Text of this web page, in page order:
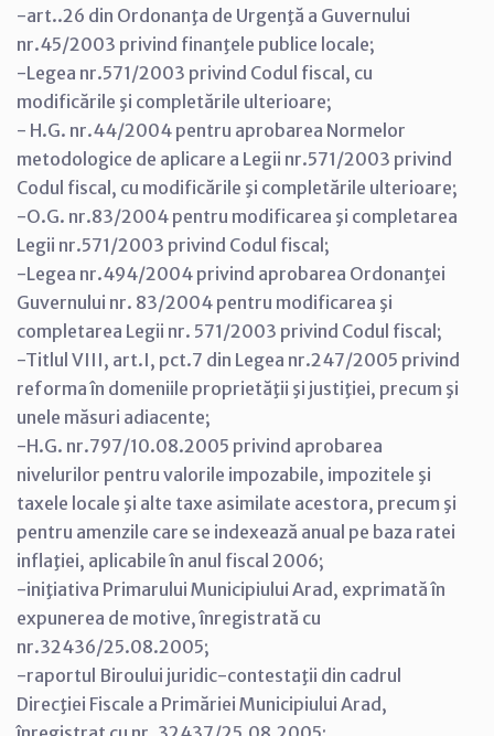
-art..26 din Ordonanţa de Urgenţă a Guvernului
nr.45/2003 privind finanţele publice locale;
-Legea nr.571/2003 privind Codul fiscal, cu
modificările şi completările ulterioare;
- H.G. nr.44/2004 pentru aprobarea Normelor
metodologice de aplicare a Legii nr.571/2003 privind
Codul fiscal, cu modificările şi completările ulterioare;
-O.G. nr.83/2004 pentru modificarea şi completarea
Legii nr.571/2003 privind Codul fiscal;
-Legea nr.494/2004 privind aprobarea Ordonanţei
Guvernului nr. 83/2004 pentru modificarea şi
completarea Legii nr. 571/2003 privind Codul fiscal;
-Titlul VIII, art.I, pct.7 din Legea nr.247/2005 privind
reforma în domeniile proprietăţii şi justiţiei, precum şi
unele măsuri adiacente;
-H.G. nr.797/10.08.2005 privind aprobarea
nivelurilor pentru valorile impozabile, impozitele şi
taxele locale şi alte taxe asimilate acestora, precum şi
pentru amenzile care se indexează anual pe baza ratei
inflaţiei, aplicabile în anul fiscal 2006;
-iniţiativa Primarului Municipiului Arad, exprimată în
expunerea de motive, înregistrată cu
nr.32436/25.08.2005;
-raportul Biroului juridic-contestaţii din cadrul
Direcţiei Fiscale a Primăriei Municipiului Arad,